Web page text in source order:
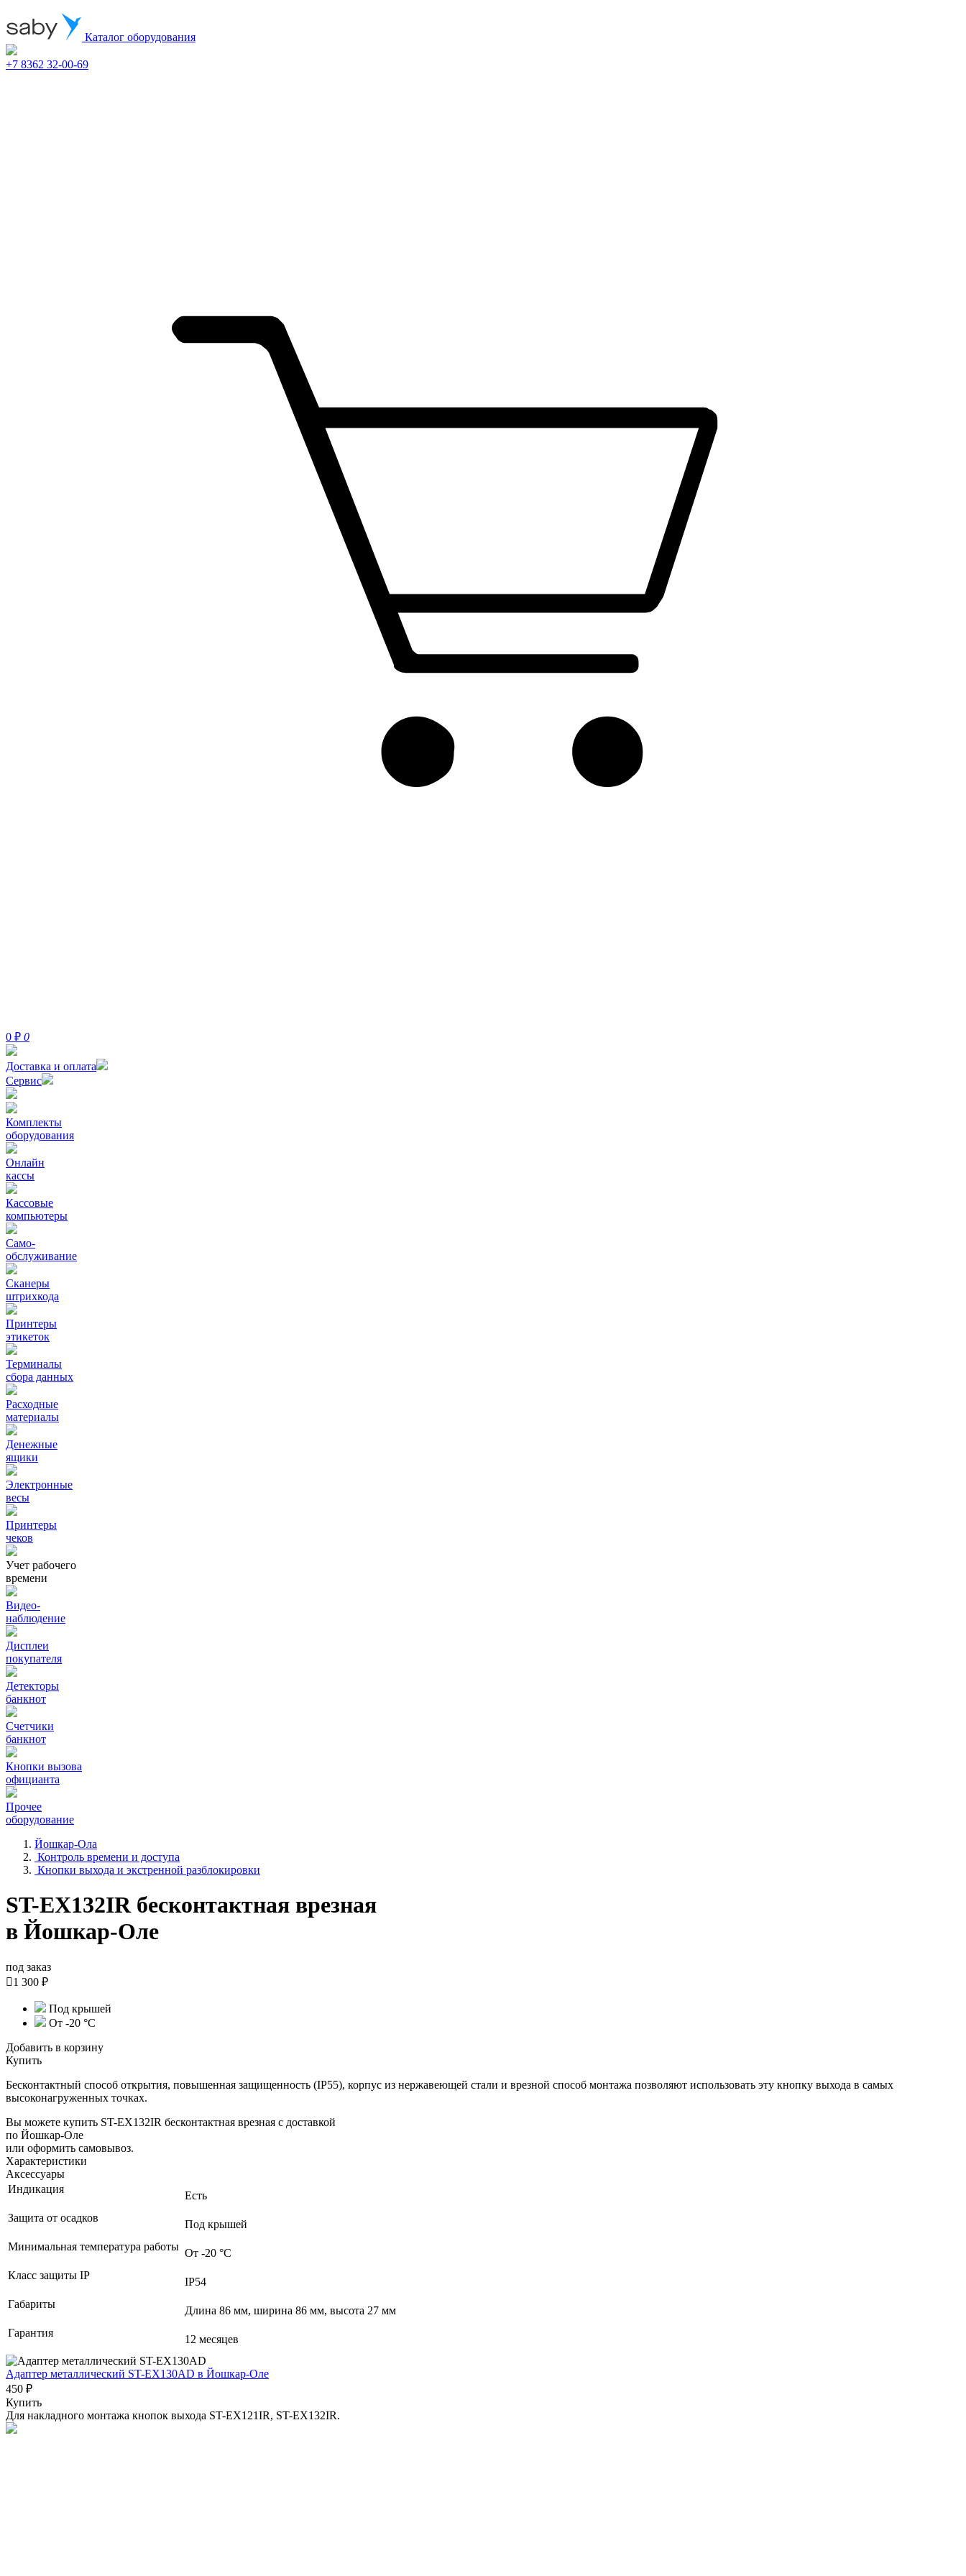
Каталог оборудования
+7 8362 32-00-69
0 ₽ 0
Доставка и оплата
Сервис
Комплекты
оборудования
Онлайн
кассы
Кассовые
компьютеры
Само-
обслуживание
Сканеры
штрихкода
Принтеры
этикеток
Терминалы
сбора данных
Расходные
материалы
Денежные
ящики
Электронные
весы
Принтеры
чеков
Учет рабочего
времени
Видео‑
наблюдение
Дисплеи
покупателя
Детекторы
банкнот
Счетчики
банкнот
Кнопки вызова
официанта
Прочее
оборудование
Йошкар-Ола
Контроль времени и доступа
Кнопки выхода и экстренной разблокировки
ST-EX132IR бесконтактная врезная
в Йошкар-Оле
под заказ
1 300 ₽
Под крышей
От -20 °С
Добавить в корзину
Купить
Бесконтактный способ открытия, повышенная защищенность (IP55), корпус из нержавеющей стали и врезной способ монтажа позволяют использовать эту кнопку выхода в самых
высоконагруженных точках.
Вы можете купить ST-EX132IR бесконтактная врезная с доставкой
по Йошкар-Оле
или оформить самовывоз.
Характеристики
Аксессуары
Индикация
Есть
Защита от осадков
Под крышей
Минимальная температура работы
От -20 °С
Класс защиты IP
IP54
Габариты
Длина 86 мм, ширина 86 мм, высота 27 мм
Гарантия
12 месяцев
Адаптер металлический ST-EX130AD в Йошкар-Оле
450 ₽
Купить
Для накладного монтажа кнопок выхода ST-EX121IR, ST-EX132IR.